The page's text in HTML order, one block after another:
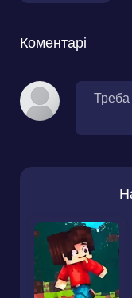
Коментарі
Треба